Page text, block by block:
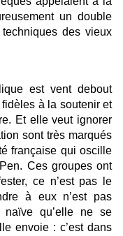
un double
des vieux
est vent debout
à la soutenir et
Et elle veut ignorer
sont très marqués
française qui oscille
Ces groupes ont
ce n’est pas le
à eux n’est pas
naïve qu’elle ne se
envoie : c’est dans